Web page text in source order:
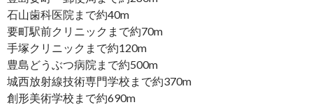
石山歯科医院まで約40m
要町駅前クリニックまで約70m
手塚クリニックまで約120m
豊島どうぶつ病院まで約500m
城西放射線技術専門学校まで約370m
創形美術学校まで約690m